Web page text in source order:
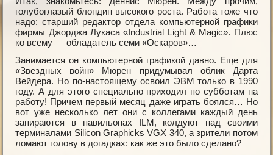
голубоглазый блондин высокого роста. Работа тоже что
надо: старший редактор отдела компьютерной графики
фирмы Джорджа Лукаса «Industrial Light & Magic». Плюс
ко всему — обладатель семи «Оскаров»…
Занимается он компьютерной графикой давно. Еще для
«Звездных войн» Мюрен придумывал облик Дарта
Вейдера. Но по-настоящему освоил ЭВМ только в 1990
году. А для этого специально приходил по субботам на
работу! Причем первый месяц даже играть боялся… Но
вот уже несколько лет они с коллегами каждый день
запираются в павильонах ILM, колдуют над своими
терминалами Silicon Graрhicks VGX 340, а зрители потом
ломают голову в догадках: как же это было сделано?